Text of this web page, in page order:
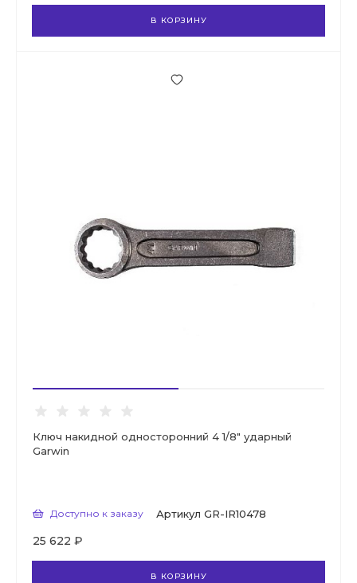
В КОРЗИНУ
Ключ накидной односторонний 4 1/8" ударный
Garwin
Доступно к заказу Артикул GR-IR10478
25 622 ₽
В КОРЗИНУ